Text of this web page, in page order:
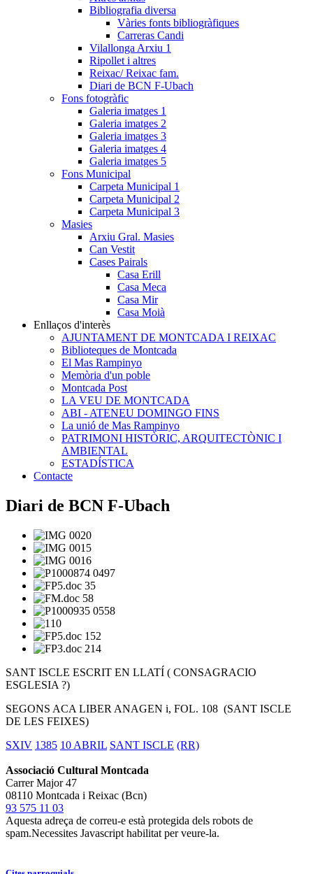
Bibliografia diversa
Vàries fonts bibliogràfiques
Carreras Candi
Vilallonga Arxiu 1
Ripollet i altres
Reixac/ Reixac fam.
Diari de BCN F-Ubach
Fons fotogràfic
Galeria imatges 1
Galeria imatges 2
Galeria imatges 3
Galeria imatges 4
Galeria imatges 5
Fons Municipal
Carpeta Municipal 1
Carpeta Municipal 2
Carpeta Municipal 3
Masies
Arxiu Gral. Masies
Can Vestit
Cases Pairals
Casa Erill
Casa Meca
Casa Mir
Casa Moià
Enllaços d'interès
AJUNTAMENT DE MONTCADA I REIXAC
Biblioteques de Montcada
El Mas Rampinyo
Memòria d'un poble
Montcada Post
LA VEU DE MONTCADA
ABI - ATENEU DOMINGO FINS
La unió de Mas Rampinyo
PATRIMONI HISTÒRIC, ARQUITECTÒNIC I
AMBIENTAL
ESTADÍSTICA
Contacte
Diari de BCN F-Ubach
SANT ISCLE ESCRIT EN LLATÍ ( CONSAGRACIO
ESGLESIA ?)
SEGONS ACA LIBER ANAGEN i, FOL. 108 (SANT ISCLE
DE LES FEIXES)
SXIV 1385 10 ABRIL SANT ISCLE (RR)
Associació Cultural Montcada
Carrer Major 47
08110 Montcada i Reixac (Bcn)
93 575 11 03
Aquesta adreça de correu-e està protegida dels robots de
spam.Necessites Javascript habilitat per veure-la.